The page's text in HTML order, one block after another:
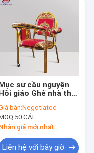
Mục sư cầu nguyện
Hồi giáo Ghế nhà thờ
nhà thờ
bán:Negotiated
50 CÁI
Nhận giá mới nhất
Liên hệ với bây giờ